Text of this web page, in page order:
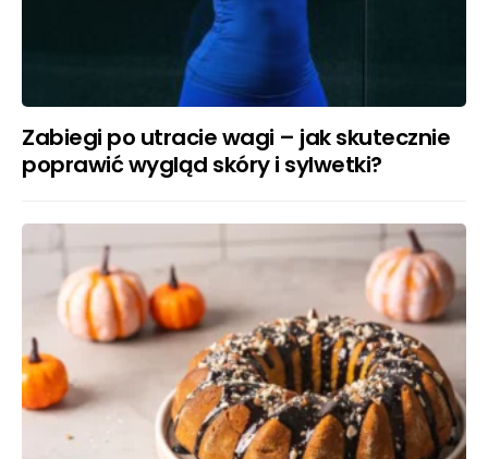
Zabiegi po utracie wagi – jak skutecznie
poprawić wygląd skóry i sylwetki?